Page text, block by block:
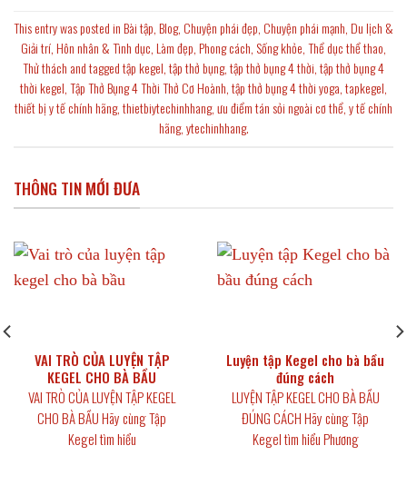
This entry was posted inBài tập,Blog,Chuyện phái đẹp,Chuyện phái mạnh,Du lịch &
Giải trí,Hôn nhân & Tình dục,Làm đẹp,Phong cách, Sống khỏe,Thể dục thể thao,
Thử thách and taggedtập kegel,tập thở bụng,tập thở bụng 4 thời,tập thở bụng 4
thời kegel,Tập Thở Bụng 4 Thời Thở Cơ Hoành,tập thở bụng 4 thời yoga,tapkegel,
thiết bị y tế chính hãng,thietbiytechinhhang,ưu điểm tán sỏi ngoài cơ thể,y tế chính
hãng,ytechinhhang.
THÔNG TIN MỚI ĐƯA
VAI TRÒ CỦA LUYỆN TẬP
KEGEL CHO BÀ BẦU
VAI TRÒ CỦA LUYỆN TẬP KEGEL
CHO BÀ BẦU Hãy cùng Tập
Kegel tìm hiểu
Luyện tập Kegel cho bà bầu
đúng cách
LUYỆN TẬP KEGEL CHO BÀ BẦU
ĐÚNG CÁCH Hãy cùng Tập
Kegel tìm hiểu Phương